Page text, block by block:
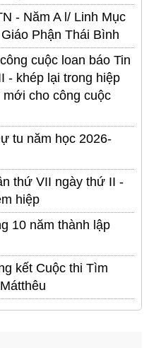
- Năm A l/ Linh Mục
Phận Thái Bình
cuộc loan báo Tin
- khép lại trong hiệp
cho công cuộc
tu năm học 2026-
thứ VII ngày thứ II -
hiệp
10 năm thành lập
kết Cuộc thi Tìm